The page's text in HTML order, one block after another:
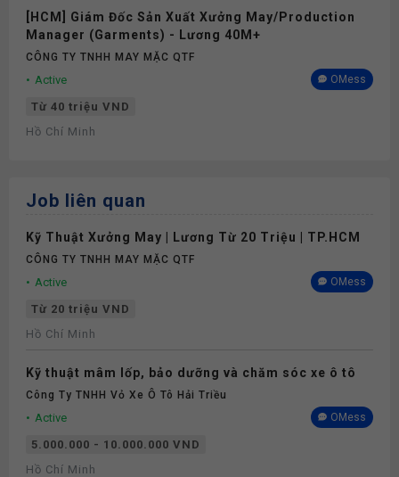
[HCM] Giám Đốc Sản Xuất Xưởng May/Production
Manager (Garments) - Lương 40M+
CÔNG TY TNHH MAY MẶC QTF
Active OMess
Từ 40 triệu VND
Hồ Chí Minh
Job liên quan
Kỹ Thuật Xưởng May | Lương Từ 20 Triệu | TP.HCM
CÔNG TY TNHH MAY MẶC QTF
Active OMess
Từ 20 triệu VND
Hồ Chí Minh
Kỹ thuật mâm lốp, bảo dưỡng và chăm sóc xe ô tô
Công Ty TNHH Vỏ Xe Ô Tô Hải Triều
Active OMess
5.000.000 - 10.000.000 VND
Hồ Chí Minh